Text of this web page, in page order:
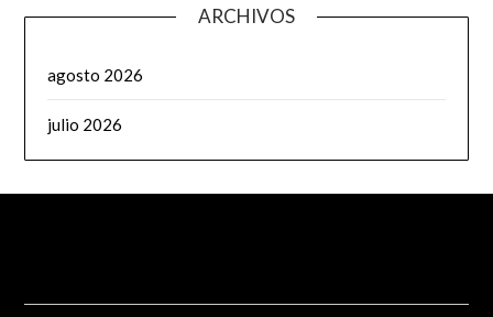
ARCHIVOS
agosto 2026
julio 2026